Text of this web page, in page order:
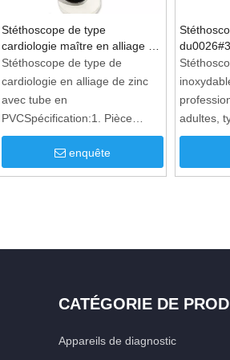
Stéthoscope de type
cardiologie maître en alliage de
zinc avec tube en PVC
Stéthoscope de type de
cardiologie en alliage de zinc
avec tube en
PVCSpécification:1. Pièce
poitrine en alliage de zinc avec
finition argentée chromée2. La
gravure au laser est
pour un meilleur effet
enquête
adultes,
La pièce
de tubes
rechange
CATÉGORIE DE
Appareils de diagnostic